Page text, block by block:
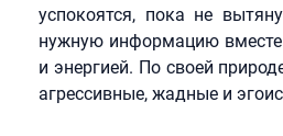
успокоятся, пока не
нужную информацию вместе
и энергией. По своей
агрессивные, жадные и